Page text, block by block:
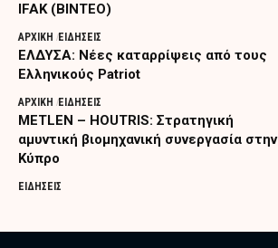
IFAK (ΒΙΝΤΕΟ)
ΑΡΧΙΚΗ ΕΙΔΗΣΕΙΣ
ΕΛΔΥΣΑ: Νέες καταρρίψεις από τους
Ελληνικούς Patriot
ΑΡΧΙΚΗ ΕΙΔΗΣΕΙΣ
METLEN – HOUTRIS: Στρατηγική
αμυντική βιομηχανική συνεργασία στην
Κύπρο
ΕΙΔΗΣΕΙΣ